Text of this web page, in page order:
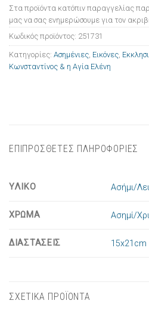
Στα προϊόντα κατόπιν παραγγελίας
μας να σας ενημερώσουμε για τον
Κωδικός προϊόντος: 251731
Κατηγορίες: Ασημένιες Εικόνες
Κωνσταντίνος & η Αγία Ελένη
ΕΠΙΠΡΟΣΘΕΤΕΣ ΠΛΗΡΟΦΟΡΙΕΣ
ΥΛΙΚΟ Ασήμι/
ΧΡΩΜΑ Ασημί/
ΔΙΑΣΤΑΣΕΙΣ 15x21cm
ΣΧΕΤΙΚΑ ΠΡΟΪΟΝΤΑ